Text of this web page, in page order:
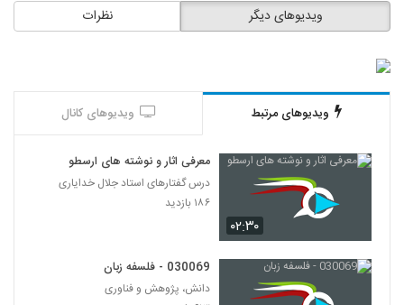
030067 - فلسفه زبان
030068 - فلسفه زبان
030069 - فلسفه زبان
70
030070 - هویت فردی
۷۳۲ بازدید
نظرات ویدیوهای دیگر
ویدیوهای مرتبط ویدیوهای کانال
۰۲:۳۰
معرفی اثار و نوشته های ارسطو
درس گفتارهای استاد جلال خدایاری
۱۸۶ بازدید
030069 - فلسفه زبان
دانش، پژوهش و فناوری